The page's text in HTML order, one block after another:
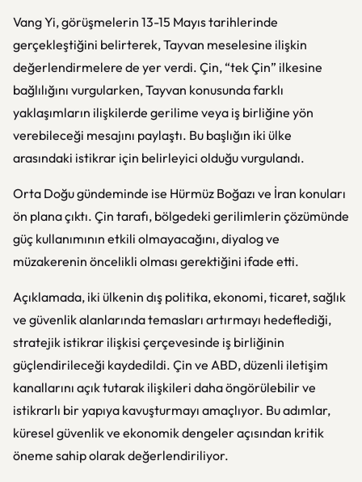
Vang Yi, görüşmelerin 13-15 Mayıs tarihlerinde
gerçekleştiğini belirterek, Tayvan meselesine ilişkin
değerlendirmelere de yer verdi. Çin, “tek Çin” ilkesine
bağlılığını vurgularken, Tayvan konusunda farklı
yaklaşımların ilişkilerde gerilime veya iş birliğine yön
verebileceği mesajını paylaştı. Bu başlığın iki ülke
arasındaki istikrar için belirleyici olduğu vurgulandı.
Orta Doğu gündeminde ise Hürmüz Boğazı ve İran konuları
ön plana çıktı. Çin tarafı, bölgedeki gerilimlerin çözümünde
güç kullanımının etkili olmayacağını, diyalog ve
müzakerenin öncelikli olması gerektiğini ifade etti.
Açıklamada, iki ülkenin dış politika, ekonomi, ticaret, sağlık
ve güvenlik alanlarında temasları artırmayı hedeflediği,
stratejik istikrar ilişkisi çerçevesinde iş birliğinin
güçlendirileceği kaydedildi. Çin ve ABD, düzenli iletişim
kanallarını açık tutarak ilişkileri daha öngörülebilir ve
istikrarlı bir yapıya kavuşturmayı amaçlıyor. Bu adımlar,
küresel güvenlik ve ekonomik dengeler açısından kritik
öneme sahip olarak değerlendiriliyor.